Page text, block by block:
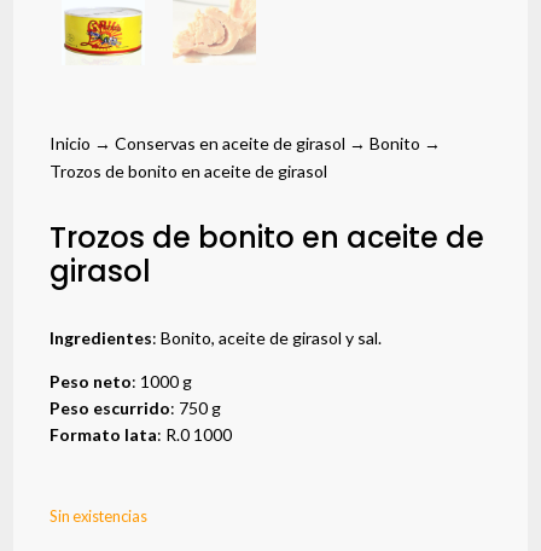
Inicio →Conservas en aceite de girasol →Bonito →
Trozos de bonito en aceite de girasol
Trozos de bonito en aceite de
girasol
Ingredientes: Bonito, aceite de girasol y sal.
Peso neto: 1000 g
Peso escurrido: 750 g
Formato lata: R.0 1000
Sin existencias